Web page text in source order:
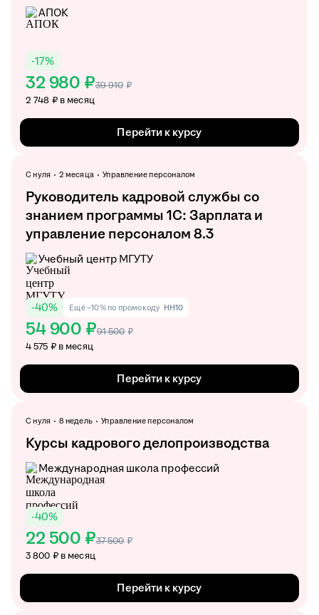
АПОК
-17%
32 980 ₽39 910 ₽
2 748 ₽ в месяц
Перейти к курсу
С нуля 2 месяца Управление персоналом
Руководитель кадровой службы со
знанием программы 1С: Зарплата и
управление персоналом 8.3
Учебный центр МГУТУ
-40% Ещё −10% по промокоду HH10
54 900 ₽91 500 ₽
4 575 ₽ в месяц
Перейти к курсу
С нуля 8 недель Управление персоналом
Курсы кадрового делопроизводства
Международная школа профессий
-40%
22 500 ₽37 500 ₽
3 800 ₽ в месяц
Перейти к курсу